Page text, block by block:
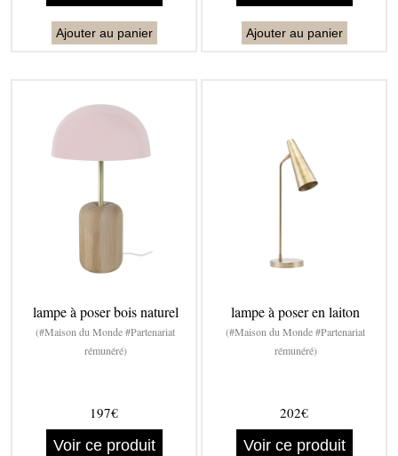
Ajouter au panier Ajouter au panier
lampe à poser bois naturel
(#Maison du Monde #Partenariat
rémunéré)
197€
Voir ce produit
lampe à poser en laiton
(#Maison du Monde #Partenariat
rémunéré)
202€
Voir ce produit